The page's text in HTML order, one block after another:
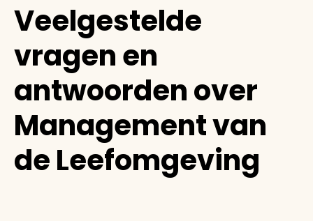
Veelgestelde
vragen en
antwoorden over
Management van
de Leefomgeving